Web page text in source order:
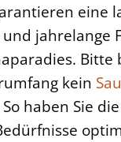
eine
jahrelange
Bitte
kein
haben Sie